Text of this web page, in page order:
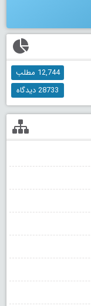
12,744 مطلب
28733 دیدگاه